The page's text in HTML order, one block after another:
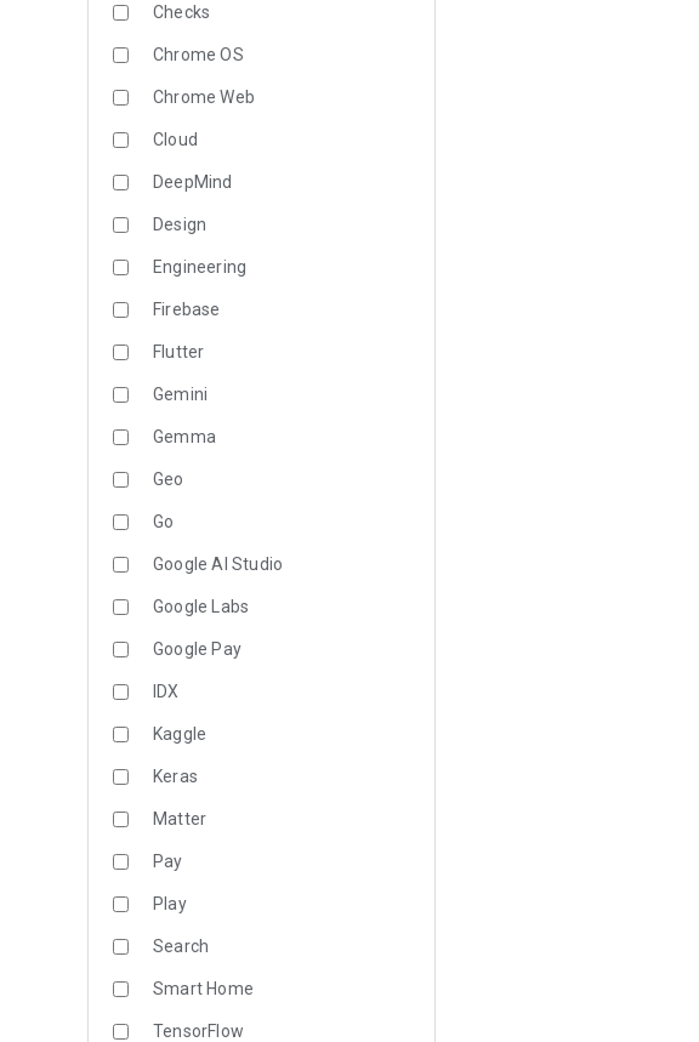
Checks
Chrome OS
Chrome Web
Cloud
DeepMind
Design
Engineering
Firebase
Flutter
Gemini
Gemma
Geo
Go
Google AI Studio
Google Labs
Google Pay
IDX
Kaggle
Keras
Matter
Pay
Play
Search
Smart Home
TensorFlow